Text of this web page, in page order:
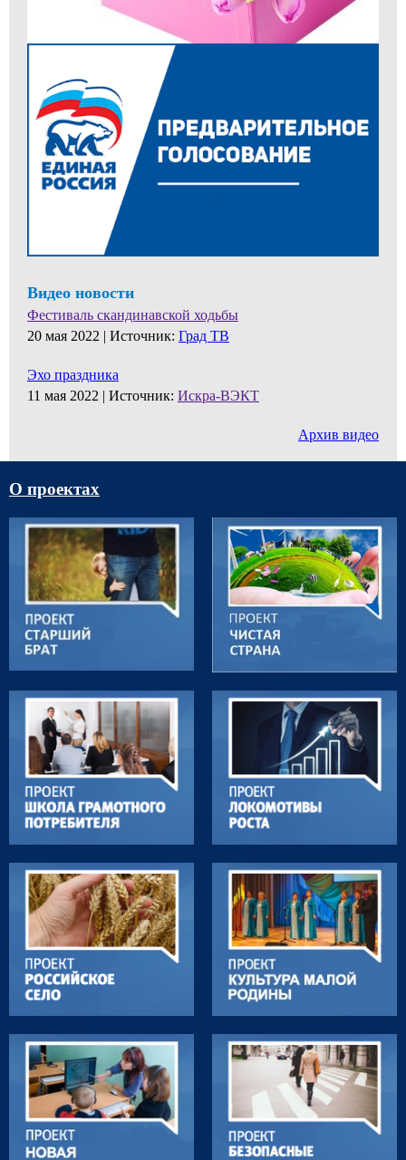
Видео новости
Фестиваль скандинавской ходьбы
20 мая 2022 | Источник: Град ТВ
Эхо праздника
11 мая 2022 | Источник: Искра-ВЭКТ
Архив видео
О проектах